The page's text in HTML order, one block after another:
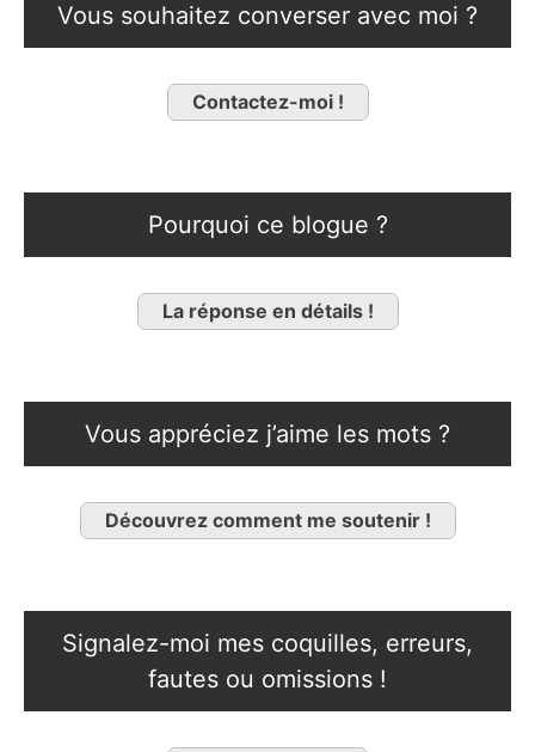
Vous souhaitez converser avec moi ?
Contactez-moi !
Pourquoi ce blogue ?
La réponse en détails !
Vous appréciez j’aime les mots ?
Découvrez comment me soutenir !
Signalez-moi mes coquilles, erreurs,
fautes ou omissions !